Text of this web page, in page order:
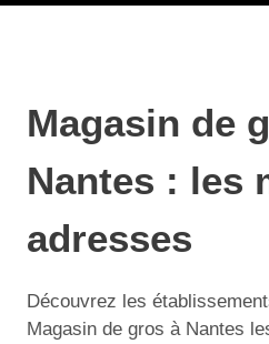
Magasin de
Nantes : les
adresses
Découvrez les
Magasin de gros à Nantes